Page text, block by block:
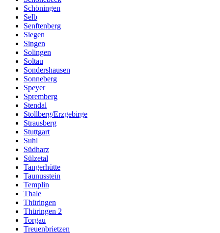
Schöningen
Selb
Senftenberg
Siegen
Singen
Solingen
Soltau
Sondershausen
Sonneberg
Speyer
Spremberg
Stendal
Stollberg/Erzgebirge
Strausberg
Stuttgart
Suhl
Südharz
Sülzetal
Tangerhütte
Taunusstein
Templin
Thale
Thüringen
Thüringen 2
Torgau
Treuenbrietzen